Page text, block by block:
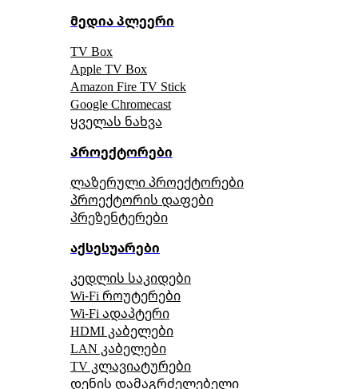
მედია პლეერი
TV Box
Apple TV Box
Amazon Fire TV Stick
Google Chromecast
ყველას ნახვა
პროექტორები
ლაზერული პროექტორები
პროექტორის დაფები
პრეზენტერები
აქსესუარები
კედლის საკიდები
Wi-Fi როუტერები
Wi-Fi ადაპტერი
HDMI კაბელები
LAN კაბელები
TV კლავიატურები
დენის დამაგრძელებელი